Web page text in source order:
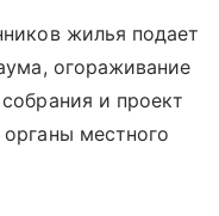
жилья подает
огораживание
и проект
местного